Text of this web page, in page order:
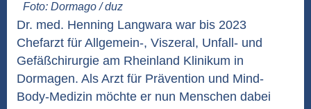
Foto: Dormago / duz
Dr. med. Henning Langwara war bis 2023
Chefarzt für Allgemein-, Viszeral, Unfall- und
Gefäßchirurgie am Rheinland Klinikum in
Dormagen. Als Arzt für Prävention und Mind-
Body-Medizin möchte er nun Menschen dabei